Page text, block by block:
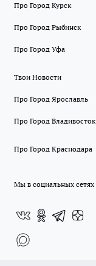
Про Город Курск
Про Город Рыбинск
Про Город Уфа
Твои Новости
Про Город Ярославль
Про Город Владивосток
Про Город Краснодара
Мы в социальных сетях